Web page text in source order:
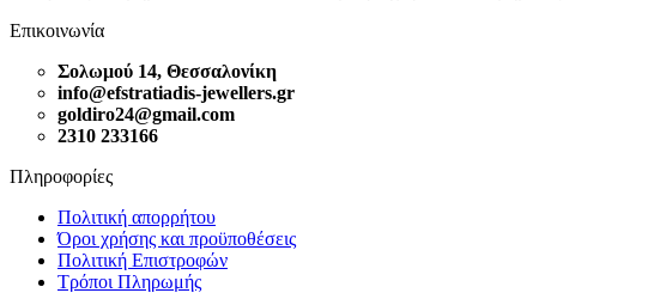
Επικοινωνία
Σολωμού 14, Θεσσαλονίκη
info@efstratiadis-jewellers.gr
goldiro24@gmail.com
2310 233166
Πληροφορίες
Πολιτική απορρήτου
Όροι χρήσης και προϋποθέσεις
Πολιτική Επιστροφών
Τρόποι Πληρωμής